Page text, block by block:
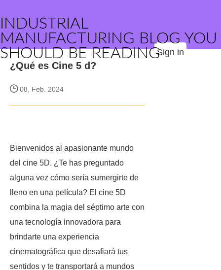
INDUSTRIAL
MANUFACTURING BLOG YOU
SHOULD BE READINGSign in
¿Qué es Cine 5 d?
08, Feb. 2024
Bienvenidos al apasionante mundo
del cine 5D. ¿Te has preguntado
alguna vez cómo sería sumergirte de
lleno en una película? El cine 5D
combina la magia del séptimo arte con
una tecnología innovadora para
brindarte una experiencia
cinematográfica que desafiará tus
sentidos y te transportará a mundos